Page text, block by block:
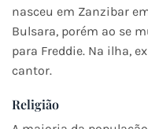
nasceu em Zanzibar
Bulsara, porém ao se
para Freddie. Na ilha,
cantor.
Religião